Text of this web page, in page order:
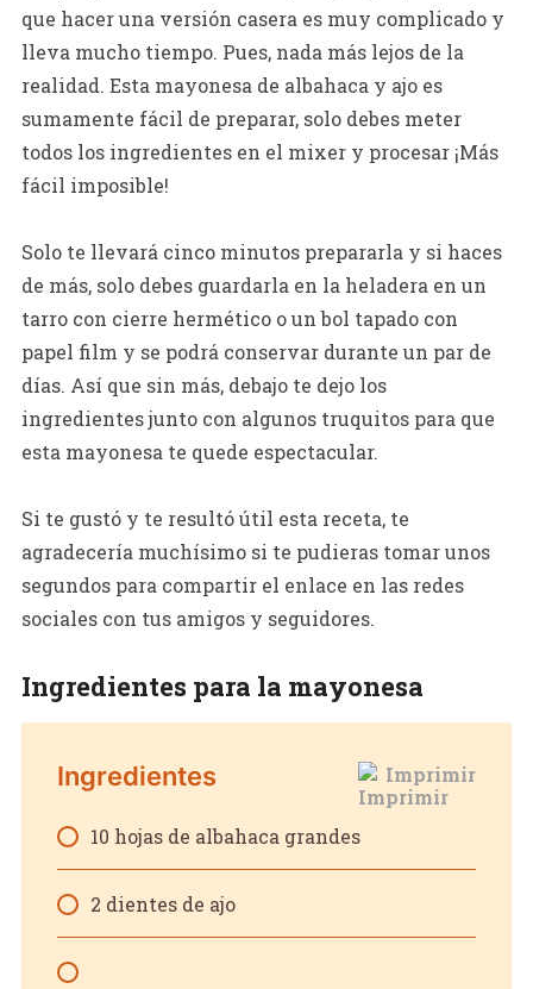
que hacer una versión casera es muy complicado y
lleva mucho tiempo. Pues, nada más lejos de la
realidad. Esta mayonesa de albahaca y ajo es
sumamente fácil de preparar, solo debes meter
todos los ingredientes en el mixer y procesar ¡Más
fácil imposible!
Solo te llevará cinco minutos prepararla y si haces
de más, solo debes guardarla en la heladera en un
tarro con cierre hermético o un bol tapado con
papel film y se podrá conservar durante un par de
días. Así que sin más, debajo te dejo los
ingredientes junto con algunos truquitos para que
esta mayonesa te quede espectacular.
Si te gustó y te resultó útil esta receta, te
agradecería muchísimo si te pudieras tomar unos
segundos para compartir el enlace en las redes
sociales con tus amigos y seguidores.
Ingredientes para la mayonesa
Imprimir
Ingredientes
10 hojas de albahaca grandes
2 dientes de ajo